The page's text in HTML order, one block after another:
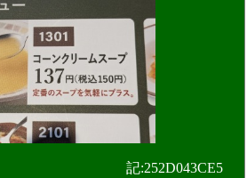
記:252D043CE5